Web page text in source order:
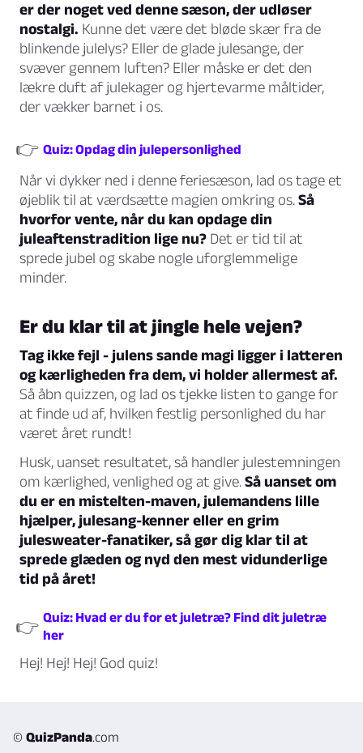
er der noget ved denne sæson, der udløser
nostalgi. Kunne det være det bløde skær fra de
blinkende julelys? Eller de glade julesange, der
svæver gennem luften? Eller måske er det den
lækre duft af julekager og hjertevarme måltider,
der vækker barnet i os.
👉 Quiz: Opdag din julepersonlighed
Når vi dykker ned i denne feriesæson, lad os tage et
øjeblik til at værdsætte magien omkring os.Så
hvorfor vente, når du kan opdage din
juleaftenstradition lige nu? Det er tid til at
sprede jubel og skabe nogle uforglemmelige
minder.
Er du klar til at jingle hele vejen?
Tag ikke fejl - julens sande magi ligger i latteren
og kærligheden fra dem, vi holder allermest af.
Så åbn quizzen, og lad os tjekke listen to gange for
at finde ud af, hvilken festlig personlighed du har
været året rundt!
Husk, uanset resultatet, så handler julestemningen
om kærlighed, venlighed og at give.Så uanset om
du er en mistelten-maven, julemandens lille
hjælper, julesang-kenner eller en grim
julesweater-fanatiker, så gør dig klar til at
sprede glæden og nyd den mest vidunderlige
tid på året!
👉 Quiz: Hvad er du for et juletræ? Find dit juletræ
her
Hej! Hej! Hej! God quiz!
© QuizPanda.com